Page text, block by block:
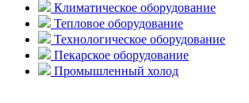
Климатическое оборудование
Тепловое оборудование
Технологическое оборудование
Пекарское оборудование
Промышленный холод